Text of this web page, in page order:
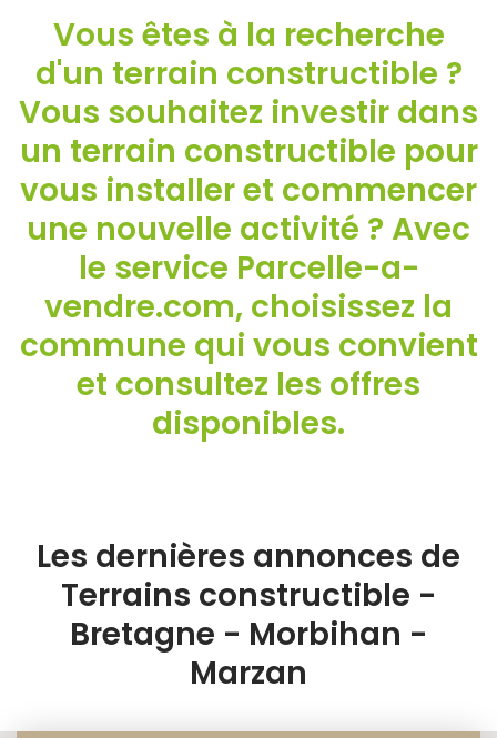
Vous êtes à la recherche
d'un terrain constructible ?
Vous souhaitez investir dans
un terrain constructible pour
vous installer et commencer
une nouvelle activité ? Avec
le service Parcelle-a-
vendre.com, choisissez la
commune qui vous convient
et consultez les offres
disponibles.
Les dernières annonces de
Terrains constructible -
Bretagne - Morbihan -
Marzan